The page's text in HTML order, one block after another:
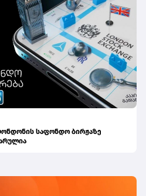
საფონდო ბირჟაზე